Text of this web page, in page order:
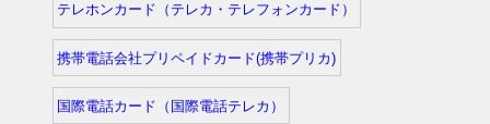
テレホンカード（テレカ・テレフォンカード）
携帯電話会社プリペイドカード(携帯プリカ)
国際電話カード（国際電話テレカ）